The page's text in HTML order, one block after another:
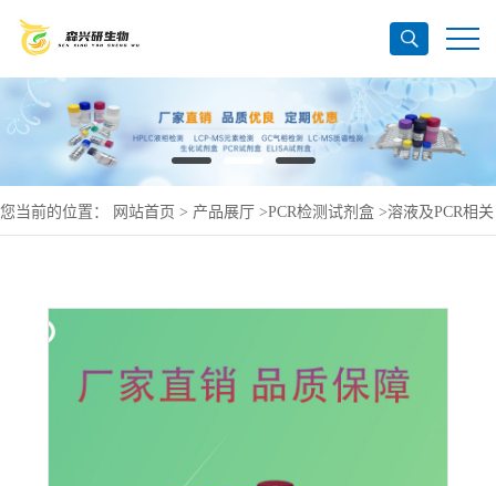
您当前的位置： 网站首页 > 产品展厅 >PCR检测试剂盒 >溶液及PCR相关